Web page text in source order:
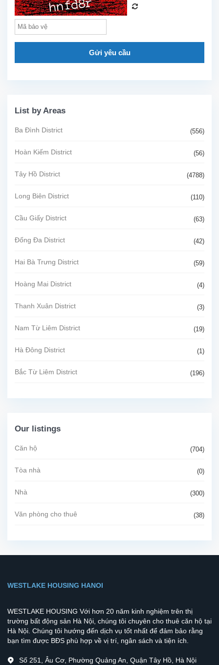
Gửi yêu cầu
List by Areas
Ba Đình District (556)
Hoàn Kiếm District (56)
Tây Hồ District (4788)
Long Biên District (110)
Cầu Giấy District (63)
Đống Đa District (42)
Hai Bà Trưng District (59)
Hoàng Mai District (4)
Thanh Xuân District (3)
Nam Từ Liêm District (19)
Hà Đông District (1)
Bắc Từ Liêm District (196)
Our listings
Căn hộ (704)
Tòa nhà (0)
Nhà (300)
Văn phòng cho thuê (38)
WESTLAKE HOUSING HANOI
WESTLAKE HOUSING Với hơn 20 năm kinh nghiệm trên thị
trường bất động sản Hà Nội, chúng tôi chuyên cho thuê căn hộ tại
Hà Nội. Chúng tôi hướng đến dịch vụ tốt nhất để đảm bảo rằng
bạn tìm được BĐS phù hợp về vị trí, ngân sách và tiện ích.
Số 251, Âu Cơ, Phường Quảng An, Quận Tây Hồ, Hà Nội